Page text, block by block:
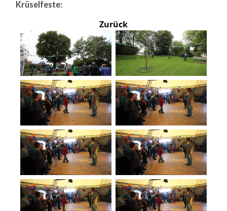
Krüselfeste:
Zurück